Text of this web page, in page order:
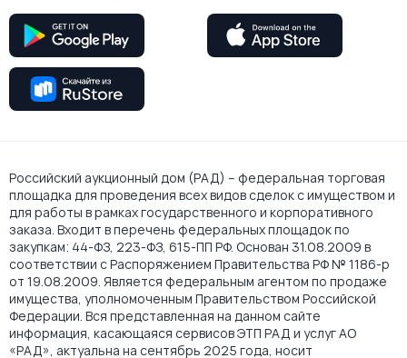
Российский аукционный дом (РАД) – федеральная торговая
площадка для проведения всех видов сделок с имуществом и
для работы в рамках государственного и корпоративного
заказа. Входит в перечень федеральных площадок по
закупкам: 44-ФЗ, 223-ФЗ, 615-ПП РФ. Основан 31.08.2009 в
соответствии с Распоряжением Правительства РФ № 1186-р
от 19.08.2009. Является федеральным агентом по продаже
имущества, уполномоченным Правительством Российской
Федерации. Вся представленная на данном сайте
информация, касающаяся сервисов ЭТП РАД и услуг АО
«РАД», актуальна на сентябрь 2025 года, носит